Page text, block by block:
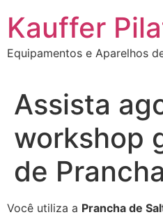
para
conteúdo
Kauffer
Equipamentos e Aparelhos
Assista
workshop
de
Você utiliza a Prancha de